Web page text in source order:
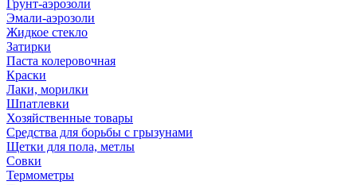
Грунт-аэрозоли
Эмали-аэрозоли
Жидкое стекло
Затирки
Паста колеровочная
Краски
Лаки, морилки
Шпатлевки
Хозяйственные товары
Средства для борьбы с грызунами
Щетки для пола, метлы
Совки
Термометры